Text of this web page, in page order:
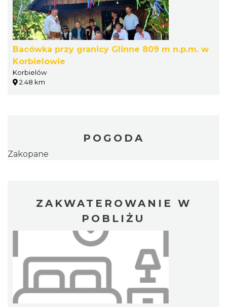
Bacówka przy granicy Glinne 809 m n.p.m. w
Korbielowie
Korbielów
2.48 km
POGODA
Zakopane
ZAKWATEROWANIE W
POBLIŻU